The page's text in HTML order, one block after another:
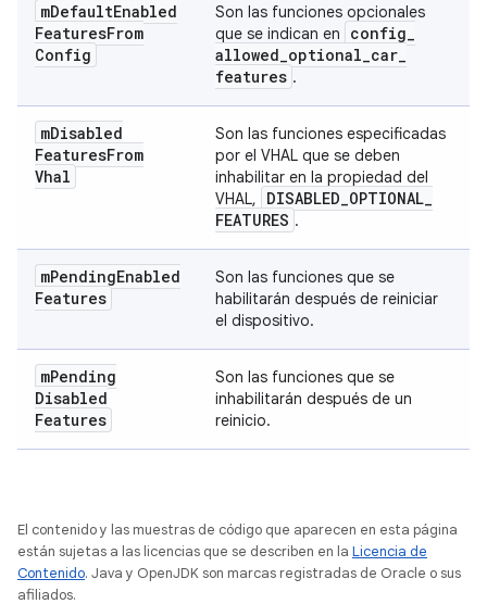
mDefaultEnabled
FeaturesFrom
Config
Son las funciones opcionales
que se indican en
config_
allowed_optional_car_
features .
mDisabled
FeaturesFrom
Vhal
Son las funciones especificadas
por el VHAL que se deben
inhabilitar en la propiedad del
VHAL,
DISABLED_OPTIONAL_
FEATURES .
mPendingEnabled
Features
Son las funciones que se
habilitarán después de reiniciar
el dispositivo.
mPending
Disabled
Features
Son las funciones que se
inhabilitarán después de un
reinicio.
El contenido y las muestras de código que aparecen en esta página
están sujetas a las licencias que se describen en la Licencia de
Contenido. Java y OpenJDK son marcas registradas de Oracle o sus
afiliados.